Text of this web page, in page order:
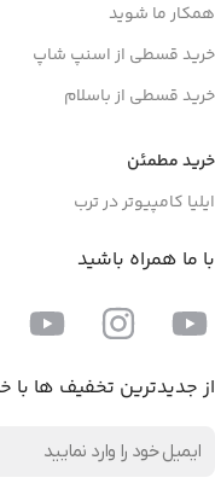
همکار ما شوید
خرید قسطی از اسنپ شاپ
خرید قسطی از باسلام
خرید مطمئن
ایلیا کامپیوتر در ترب
با ما همراه باشید
از جدیدترین تخفیف ها با